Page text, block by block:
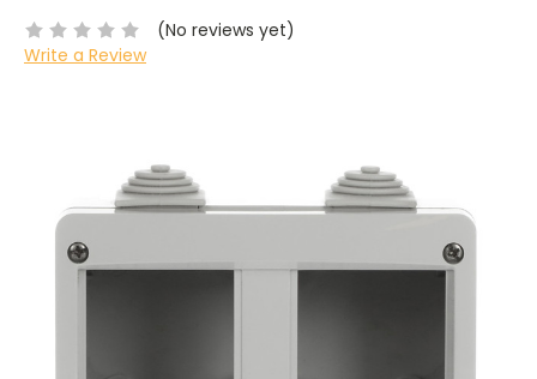
(No reviews yet)
Write a Review